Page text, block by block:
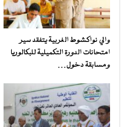
والي نواكشوط الغربية يتفقد سير
امتحانات الدورة التكميلية للبكالوريا
ومسابقة دخول…